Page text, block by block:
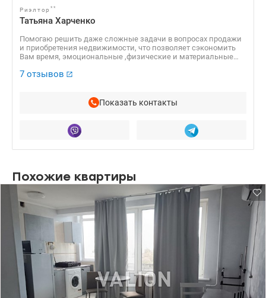
Риэлтор **
Татьяна Харченко
Помогаю решить даже сложные задачи в вопросах продажи
и приобретения недвижимости, что позволяет сэкономить
Вам время, эмоциональные ,физические и материальные
7 отзывов
Показать контакты
Похожие квартиры